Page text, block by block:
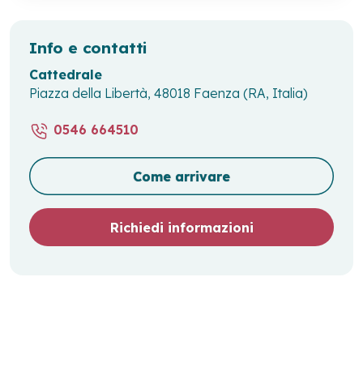
Info e contatti
Cattedrale
Piazza della Libertà, 48018 Faenza (RA, Italia)
0546 664510
Come arrivare
Richiedi informazioni